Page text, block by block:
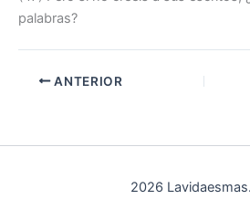
palabras?
ANTERIOR
2026